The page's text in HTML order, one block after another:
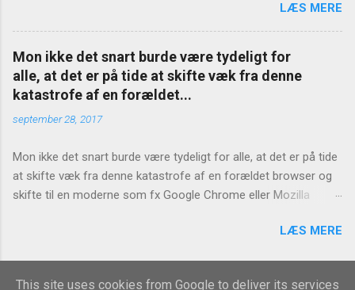
LÆS MERE
Mon ikke det snart burde være tydeligt for
alle, at det er på tide at skifte væk fra denne
katastrofe af en forældet...
september 28, 2017
Mon ikke det snart burde være tydeligt for alle, at det er på tide
at skifte væk fra denne katastrofe af en forældet browser og
skifte til en moderne som fx Google Chrome eller Mozilla
laekker-hvad-end-du-skriver-adressefeltet-1081127LÆS MERE
This site uses cookies from Google to deliver its services